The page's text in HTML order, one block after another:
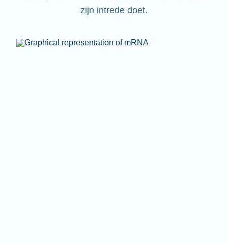
zijn intrede doet.